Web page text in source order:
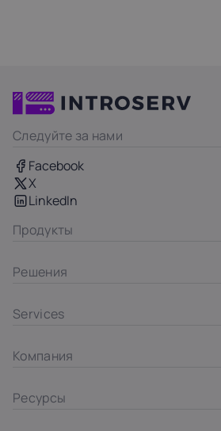
Следуйте за нами
Facebook
X
LinkedIn
Продукты
Решения
Services
Компания
Ресурсы